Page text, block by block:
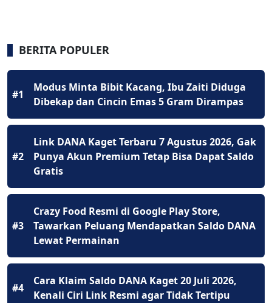
BERITA POPULER
#1
Modus Minta Bibit Kacang, Ibu Zaiti Diduga
Dibekap dan Cincin Emas 5 Gram Dirampas
#2
Link DANA Kaget Terbaru 7 Agustus 2026, Gak
Punya Akun Premium Tetap Bisa Dapat Saldo
Gratis
#3
Crazy Food Resmi di Google Play Store,
Tawarkan Peluang Mendapatkan Saldo DANA
Lewat Permainan
#4
Cara Klaim Saldo DANA Kaget 20 Juli 2026,
Kenali Ciri Link Resmi agar Tidak Tertipu